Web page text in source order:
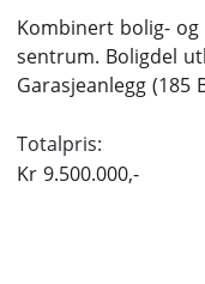
Kombinert bolig-
sentrum. Boligdel
Garasjeanlegg (185
Totalpris:
Kr 9.500.000,-